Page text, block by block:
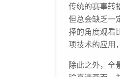
传统的赛事转
但总会缺乏一
择的角度观看
项技术的应用
除此之外，全